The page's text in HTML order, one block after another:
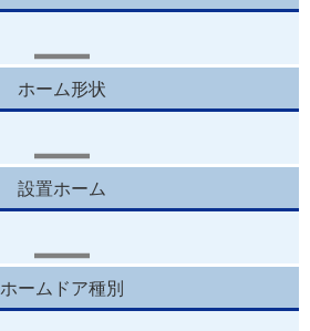
ホーム形状
設置ホーム
ホームドア種別